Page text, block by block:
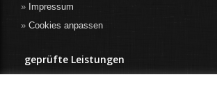
Impressum
Cookies anpassen
geprüfte Leistungen